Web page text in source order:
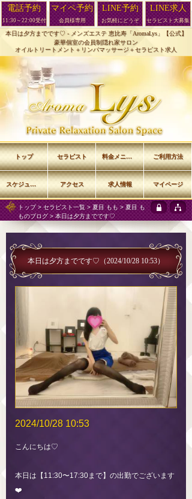
本日は夕方までです♡ - メンズエステ 恵比寿「AromaLys」【公式】
豪華個室の会員制隠れ家サロン
オイルトリートメント＋リンパマッサージ＋セラピスト求人
トップ> セラピスト一覧 >夏目 もも >夏目 も
ものブログ> 本日は夕方までです♡
本日は夕方までです♡ （2024/10/28 10:53）
2024/10/28 10:53
こんにちは♡
本日は【11:30〜17:30まで】の出勤でございます
❤️
トップ セラピスト 料金メニュー ご利用方法
スケジュール アクセス 求人情報 マイページ
電話予約
11:30～22:00受付
マイペ予約
会員様専用
LINE予約
お気軽にどうぞ
LINE求人
セラピスト大募集